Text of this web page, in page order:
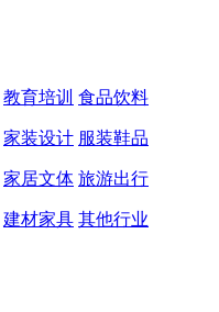
教育培训 食品饮料
家装设计 服装鞋品
家居文体 旅游出行
建材家具 其他行业